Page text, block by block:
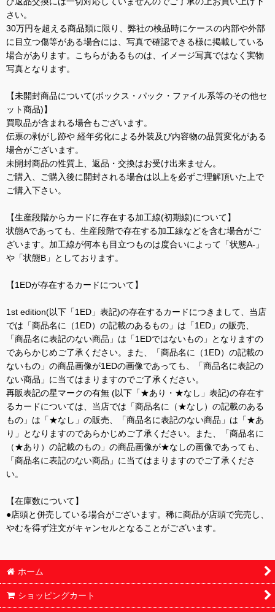
さい。
30万円を超える商品類に限り、弊社の検品時にケースの内部や外部
に目立つ傷等がある場合には、写真で確認できる様に掲載している
場合があります。こちらがあるものは、イメージ写真ではなく実物
写真となります。
【未開封商品について(ボックス・パック・ファイル系等のその他セ
ット商品)】
買取品が含まれる場合もございます。
伝票の剥がし跡や 経年劣化による外装及び内容物の品質変化がある
場合がございます。
未開封商品の性質上、返品・交換はお受け出来ません。
ご購入、ご購入後に開封される場合は以上を必ずご理解頂いた上で
ご購入下さい。
【生産段階からカードに存在する加工線(初期線)について】
状態Aであっても、生産段階で存在する加工線などを含む場合がご
ざいます。加工線が何本も目立つものは度合いによって「状態A-」
や「状態B」としております。
【1EDが存在するカードについて】
1st edition(以下「1ED」表記)の存在するカードにつきまして、当店
では「商品名に（1ED）の記載のあるもの」は「1ED」の販売、
「商品名に表記のない商品」は「1EDではないもの」となりますの
であらかじめご了承ください。また、「商品名に（1ED）の記載の
ないもの」の商品画像が1EDの画像であっても、「商品名に表記の
ない商品」に当てはまりますのでご了承ください。
再販表記の星マークの有無 (以下「★あり・★なし」表記)の存在す
るカードについては、当店では「商品名に（★なし）の記載のある
もの」は「★なし」の販売、「商品名に表記のない商品」は「★あ
り」となりますのであらかじめご了承ください。また、「商品名に
（★あり）の記載のもの」の商品画像が★なしの画像であっても、
「商品名に表記のない商品」に当てはまりますのでご了承くださ
い。
【在庫数について】
●店頭と併売している場合がございます。稀に商品が店頭で完売し、
やむを得ず注文がキャンセルとなることがございます。
ホーム
ショッピングカート